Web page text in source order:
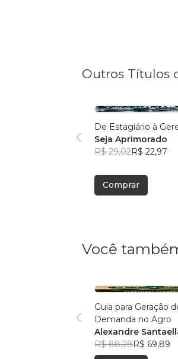
Outros Títulos
De
Seja Aprimorado
R$ 29,02R$ 22,97
Comprar
Você
Guia para Geração
Demanda no Agro
Alexandre
R$ 88,28R$ 69,89